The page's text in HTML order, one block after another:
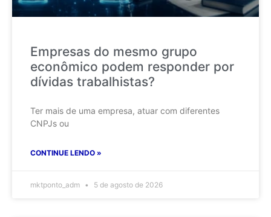
Empresas do mesmo grupo
econômico podem responder por
dívidas trabalhistas?
Ter mais de uma empresa, atuar com diferentes
CNPJs ou
CONTINUE LENDO »
mktponto_adm 5 de agosto de 2026